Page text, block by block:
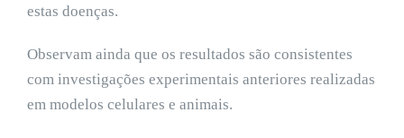
estas doenças.
Observam ainda que os resultados são consistentes
com investigações experimentais anteriores realizadas
em modelos celulares e animais.